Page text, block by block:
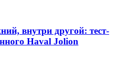
внутри другой: тест-
Haval Jolion